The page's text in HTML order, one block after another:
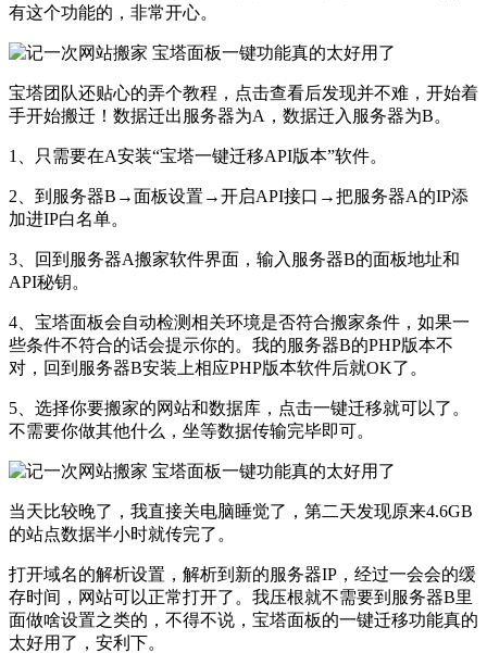
有这个功能的，非常开心。
宝塔团队还贴心的弄个教程，点击查看后发现并不难，开始着
手开始搬迁！数据迁出服务器为A，数据迁入服务器为B。
1、只需要在A安装“宝塔一键迁移API版本”软件。
2、到服务器B→面板设置→开启API接口→把服务器A的IP添
加进IP白名单。
3、回到服务器A搬家软件界面，输入服务器B的面板地址和
API秘钥。
4、宝塔面板会自动检测相关环境是否符合搬家条件，如果一
些条件不符合的话会提示你的。我的服务器B的PHP版本不
对，回到服务器B安装上相应PHP版本软件后就OK了。
5、选择你要搬家的网站和数据库，点击一键迁移就可以了。
不需要你做其他什么，坐等数据传输完毕即可。
当天比较晚了，我直接关电脑睡觉了，第二天发现原来4.6GB
的站点数据半小时就传完了。
打开域名的解析设置，解析到新的服务器IP，经过一会会的缓
存时间，网站可以正常打开了。我压根就不需要到服务器B里
面做啥设置之类的，不得不说，宝塔面板的一键迁移功能真的
太好用了，安利下。